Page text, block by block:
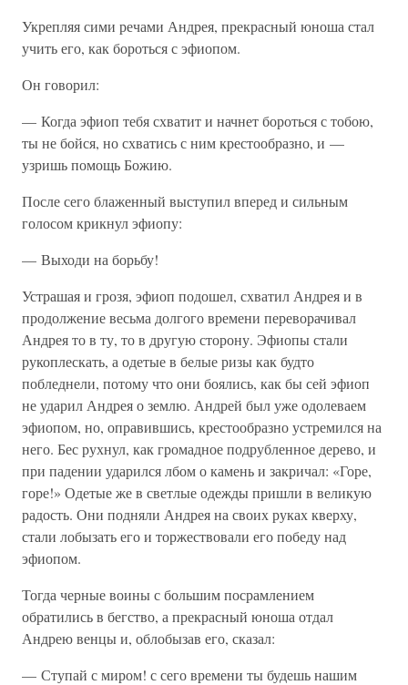
Укрепляя сими речами Андрея, прекрасный юноша стал
учить его, как бороться с эфиопом.
Он говорил:
— Когда эфиоп тебя схватит и начнет бороться с тобою,
ты не бойся, но схватись с ним крестообразно, и —
узришь помощь Божию.
После сего блаженный выступил вперед и сильным
голосом крикнул эфиопу:
— Выходи на борьбу!
Устрашая и грозя, эфиоп подошел, схватил Андрея и в
продолжение весьма долгого времени переворачивал
Андрея то в ту, то в другую сторону. Эфиопы стали
рукоплескать, а одетые в белые ризы как будто
побледнели, потому что они боялись, как бы сей эфиоп
не ударил Андрея о землю. Андрей был уже одолеваем
эфиопом, но, оправившись, крестообразно устремился на
него. Бес рухнул, как громадное подрубленное дерево, и
при падении ударился лбом о камень и закричал: «Горе,
горе!» Одетые же в светлые одежды пришли в великую
радость. Они подняли Андрея на своих руках кверху,
стали лобызать его и торжествовали его победу над
эфиопом.
Тогда черные воины с большим посрамлением
обратились в бегство, а прекрасный юноша отдал
Андрею венцы и, облобызав его, сказал:
— Ступай с миром! с сего времени ты будешь нашим